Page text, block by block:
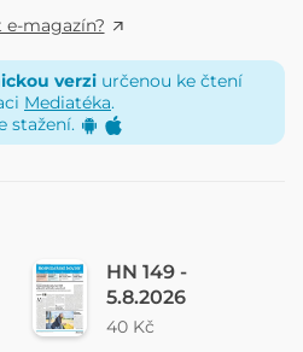
e-magazín?
verzi určenou ke čtení
Mediatéka.
stažení.
HN 149 -
5.8.2026
40 Kč